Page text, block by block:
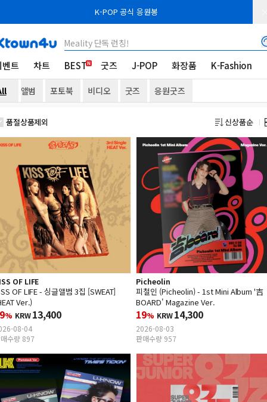
K-POP 공식 응원봉
Meality 단독 런칭!
벤트 차트 BEST 굿즈 J-POP 화장품 K-Fashion
앨범 포토북 비디오 굿즈 응원굿즈
품절상품제외 신상품순
OF LIFE
OF LIFE - 싱글앨범 3집 [SWEAT]
Ver.)
% KRW13,400
08-04
수량 897
Picheolin
피철인 (Picheolin) - 1st Mini Album '吉
BOARD' Magazine Ver.
19% KRW14,300
2026-08-03
판매수량 957